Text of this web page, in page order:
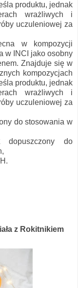
produktu, jednak
wrażliwych i
uczuleniowej za
w kompozycji
w INCI jako osobny
Znajduje się w
kompozycjach
produktu, jednak
wrażliwych i
uczuleniowej za
do stosowania w
dopuszczony do
z Rokitnikiem